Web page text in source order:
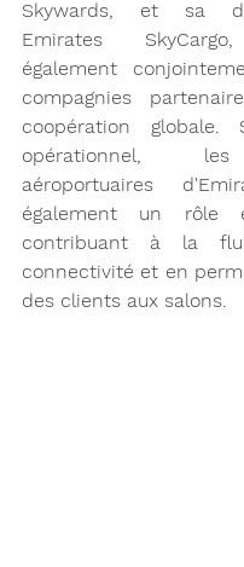
Skywards, et sa
Emirates
également
compagnies
coopération
opérationnel,
aéroportuaires
également un rôle
contribuant à la
connectivité et en
des clients aux salons.